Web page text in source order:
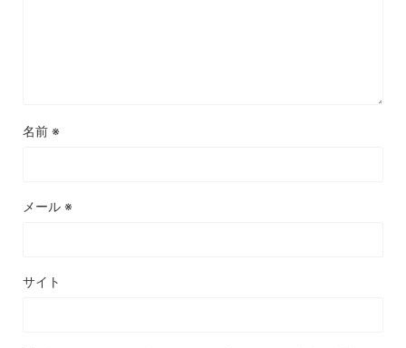
名前 ※
メール ※
サイト